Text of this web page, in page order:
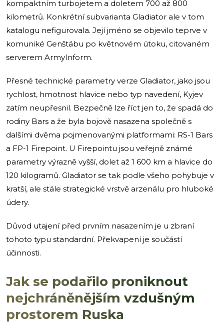
kompaktním turbojetem a doletem 700 až 800
kilometrů. Konkrétní subvarianta Gladiator ale v tom
katalogu nefigurovala. Její jméno se objevilo teprve v
komuniké Genštábu po květnovém útoku, citovaném
serverem ArmyInform.
Přesné technické parametry verze Gladiator, jako jsou
rychlost, hmotnost hlavice nebo typ navedení, Kyjev
zatím neupřesnil. Bezpečně lze říct jen to, že spadá do
rodiny Bars a že byla bojově nasazena společně s
dalšími dvěma pojmenovanými platformami: RS-1 Bars
a FP-1 Firepoint. U Firepointu jsou veřejně známé
parametry výrazně vyšší, dolet až 1 600 km a hlavice do
120 kilogramů. Gladiator se tak podle všeho pohybuje v
kratší, ale stále strategické vrstvě arzenálu pro hluboké
údery.
Důvod utajení před prvním nasazením je u zbraní
tohoto typu standardní. Překvapení je součástí
účinnosti.
Jak se podařilo proniknout
nejchráněnějším vzdušným
prostorem Ruska